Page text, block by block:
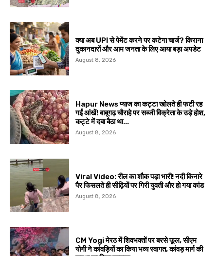
क्या अब UPI से पेमेंट करने पर कटेगा चार्ज? किराना
दुकानदारों और आम जनता के लिए आया बड़ा अपडेट
August 8, 2026
Hapur News प्याज का कट्टा खोलते ही फटी रह
गईं आंखें! बाबूगढ़ चौराहे पर सब्जी विक्रेता के उड़े होश,
कट्टे में दबा बैठा था...
August 8, 2026
Viral Video: रील का शौक पड़ा भारी! नदी किनारे
पैर फिसलते ही सीढ़ियों पर गिरी युवती और हो गया कांड
August 8, 2026
CM Yogi मेरठ में शिवभक्तों पर बरसे फूल, सीएम
योगी ने कांवड़ियों का किया भव्य स्वागत, कांवड़ मार्ग की